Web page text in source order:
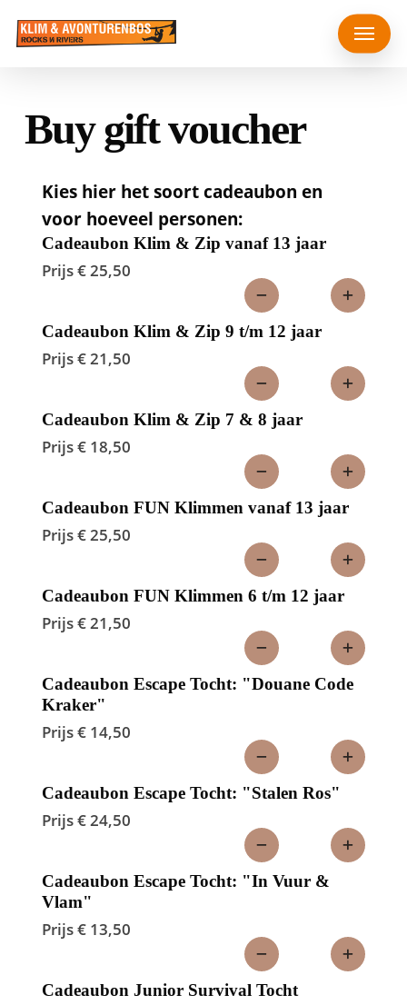
Skip
Menu
Buy gift voucher
Kies hier het soort cadeaubon en
voor hoeveel personen:
Cadeaubon Klim & Zip vanaf 13 jaar
Prijs € 25,50
Cadeaubon Klim & Zip 9 t/m 12 jaar
Prijs € 21,50
Cadeaubon Klim & Zip 7 & 8 jaar
Prijs € 18,50
Cadeaubon FUN Klimmen vanaf 13 jaar
Prijs € 25,50
Cadeaubon FUN Klimmen 6 t/m 12 jaar
Prijs € 21,50
Cadeaubon Escape Tocht: "Douane Code
Kraker"
Prijs € 14,50
Cadeaubon Escape Tocht: "Stalen Ros"
Prijs € 24,50
Cadeaubon Escape Tocht: "In Vuur &
Vlam"
Prijs € 13,50
Cadeaubon Junior Survival Tocht